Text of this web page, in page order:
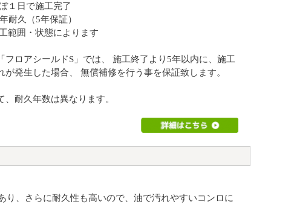
１日で施工完了
耐久（5年保証）
範囲・状態によります
フロアシールドS」では、 施工終了より5年以内に、施工
発生した場合、 無償補修を行う事を保証致します。
耐久年数は異なります。
、さらに耐久性も高いので、油で汚れやすいコンロに